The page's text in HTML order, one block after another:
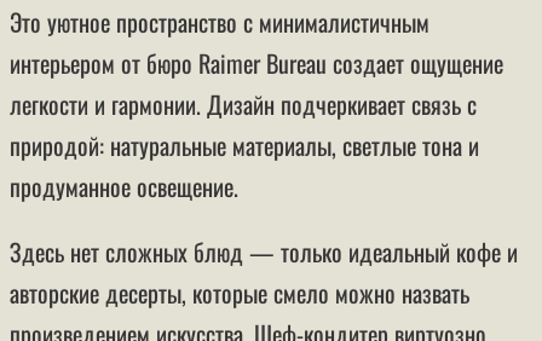
Это уютное пространство с минималистичным
интерьером от бюро Raimer Bureau создает ощущение
легкости и гармонии. Дизайн подчеркивает связь с
природой: натуральные материалы, светлые тона и
продуманное освещение.
Здесь нет сложных блюд — только идеальный кофе и
авторские десерты, которые смело можно назвать
произведением искусства. Шеф-кондитер виртуозно